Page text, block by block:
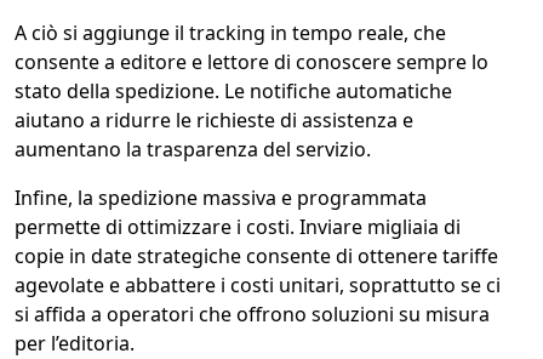
A ciò si aggiunge il tracking in tempo reale, che
consente a editore e lettore di conoscere sempre lo
stato della spedizione. Le notifiche automatiche
aiutano a ridurre le richieste di assistenza e
aumentano la trasparenza del servizio.
Infine, la spedizione massiva e programmata
permette di ottimizzare i costi. Inviare migliaia di
copie in date strategiche consente di ottenere tariffe
agevolate e abbattere i costi unitari, soprattutto se ci
si affida a operatori che offrono soluzioni su misura
per l’editoria.